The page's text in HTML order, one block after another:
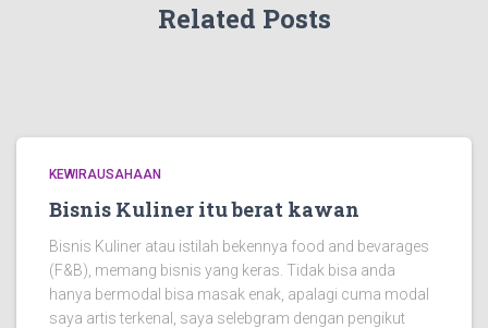
Related Posts
KEWIRAUSAHAAN
Bisnis Kuliner itu berat kawan
Bisnis Kuliner atau istilah bekennya food and bevarages
(F&B), memang bisnis yang keras. Tidak bisa anda
hanya bermodal bisa masak enak, apalagi cuma modal
saya artis terkenal, saya selebgram dengan pengikut